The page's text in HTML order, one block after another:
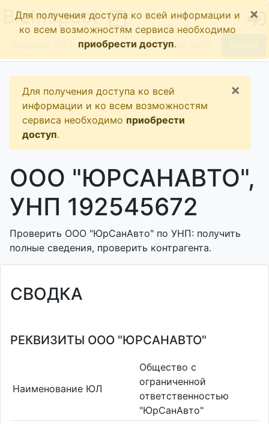
BizInspect
Для получения доступа ко всей информации и
ко всем возможностям сервиса необходимо
приобрести доступ.
×
Для получения доступа ко всей
информации и ко всем возможностям
сервиса необходимо приобрести
доступ.
×
ООО "ЮРСАНАВТО",
УНП 192545672
Проверить ООО "ЮрСанАвто" по УНП: получить
полные сведения, проверить контрагента.
СВОДКА
РЕКВИЗИТЫ ООО "ЮРСАНАВТО"
Наименование ЮЛ
Общество с
ограниченной
ответственностью
"ЮрСанАвто"